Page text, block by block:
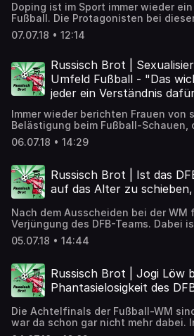
Doping ist im Sport immer wieder
Fußball. Die Protagonisten bei
sind bisher Brasilien und Russland.
➡️ Artikel zum Nachlesen:
fussball
07.07.18 • 12:14
Russisch Brot |
Umfeld Fußball - "Das
jeder ein Verständnis
Immer wieder berichten Frauen von
Belästigung beim Fußball-Schauen,
beim Public Viewing. Ein Netzwerk
vorgehen. ➡️ Artikel zum Nachlesen:
frauen-sind-fussball-fans
06.07.18 • 14:29
Russisch Brot | Ist das
auf das Alter zu
Nach dem Ausscheiden bei der WM
Verjüngung des DFB-Teams. Dabei
der WM-Durchschnitt. Ist der
Artikel zum Nachlesen:
zu-alt
05.07.18 • 14:44
Russisch Brot | Jogi Löw
Phantasielosigkeit des
Die Achtelfinals der Fußball-WM
war da schon gar nicht mehr dabei.
hat man währenddessen auf die